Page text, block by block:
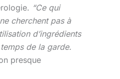
“Ce qui
cherchent pas à
d’ingrédients
de la garde.
presque